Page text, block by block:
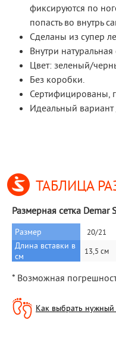
фиксируются по
попасть во внутрь
Сделаны из супер
Внутри
Цвет: зеленый/
Без коробки.
Сертифицированы,
Идеальный
ТАБЛИЦА
Размерная сетка Demar
Размер 20/21
Длина вставки в
см
13,5 см
* Возможная
Как выбрать нужный